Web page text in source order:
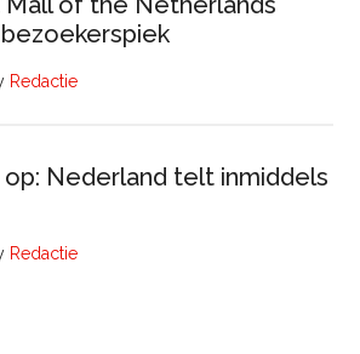
Redactie
Nederland telt inmiddels
Redactie